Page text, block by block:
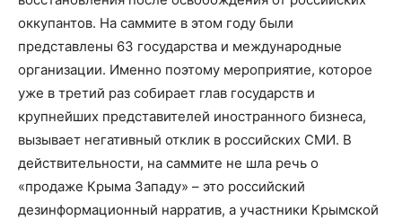
оккупантов. На саммите в этом году были
представлены 63 государства и международные
организации. Именно поэтому мероприятие, которое
уже в третий раз собирает глав государств и
крупнейших представителей иностранного бизнеса,
вызывает негативный отклик в российских СМИ. В
действительности, на саммите не шла речь о
«продаже Крыма Западу» – это российский
дезинформационный нарратив, а участники Крымской